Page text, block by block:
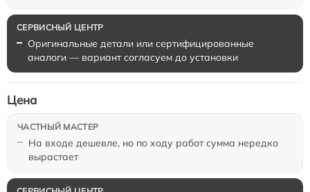
Оригинальные детали или сертифицированные
аналоги — вариант согласуем до установки
На входе дешевле, но по ходу работ сумма нередко
вырастает
Цена